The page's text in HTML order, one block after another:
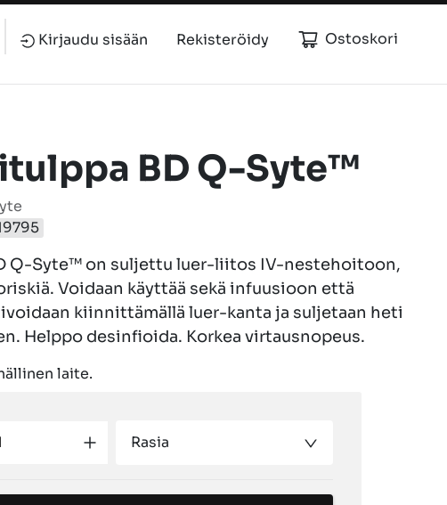
Kirjaudu sisään Rekisteröidy Ostoskori
BD Q-Syte™
Q-Syte™ on suljettu luer-liitos IV-nestehoitoon,
Voidaan käyttää sekä infuusioon että
kiinnittämällä luer-kanta ja suljetaan heti
Helppo desinfioida. Korkea virtausnopeus.
laite.
Rasia